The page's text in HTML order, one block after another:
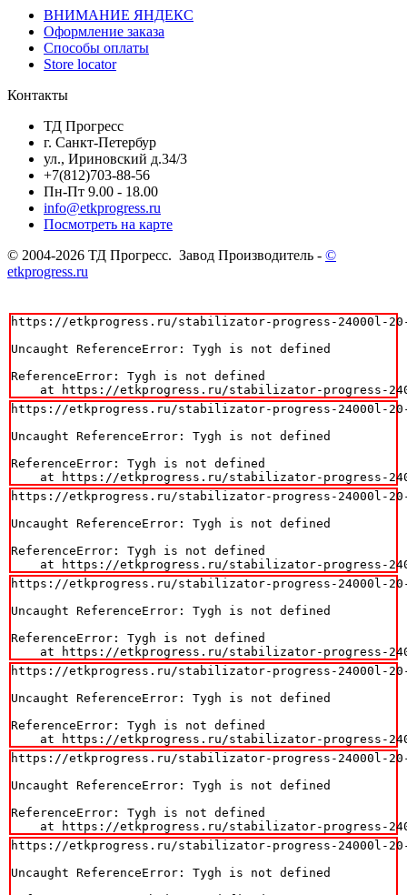
ВНИМАНИЕ ЯНДЕКС
Оформление заказа
Способы оплаты
Store locator
Контакты
ТД Прогресс
г. Санкт-Петербур
ул., Ириновский д.34/3
+7(812)703-88-56
Пн-Пт 9.00 - 18.00
info@etkprogress.ru
Посмотреть на карте
© 2004-2026 ТД Прогресс. Завод Производитель - ©
etkprogress.ru
https://etkprogress.ru/stabilizator-progress-24000l-20-
Uncaught ReferenceError: Tygh is not defined
ReferenceError: Tygh is not defined
at https://etkprogress.ru/stabilizator-progress-
https://etkprogress.ru/stabilizator-progress-24000l-20-
Uncaught ReferenceError: Tygh is not defined
ReferenceError: Tygh is not defined
at https://etkprogress.ru/stabilizator-progress-
https://etkprogress.ru/stabilizator-progress-24000l-20-
Uncaught ReferenceError: Tygh is not defined
ReferenceError: Tygh is not defined
at https://etkprogress.ru/stabilizator-progress-
https://etkprogress.ru/stabilizator-progress-24000l-20-
Uncaught ReferenceError: Tygh is not defined
ReferenceError: Tygh is not defined
at https://etkprogress.ru/stabilizator-progress-
https://etkprogress.ru/stabilizator-progress-24000l-20-
Uncaught ReferenceError: Tygh is not defined
ReferenceError: Tygh is not defined
at https://etkprogress.ru/stabilizator-progress-
https://etkprogress.ru/stabilizator-progress-24000l-20-
Uncaught ReferenceError: Tygh is not defined
ReferenceError: Tygh is not defined
at https://etkprogress.ru/stabilizator-progress-
https://etkprogress.ru/stabilizator-progress-24000l-20-
Uncaught ReferenceError: Tygh is not defined